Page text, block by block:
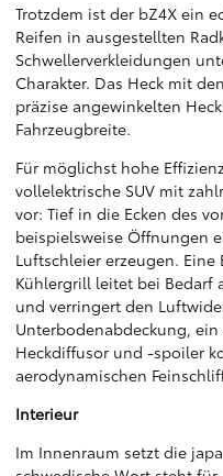
Trotzdem ist der bZ4X ein
Reifen in ausgestellten
Schwellerverkleidungen
Charakter. Das Heck mit
präzise angewinkelten
Fahrzeugbreite.
Für möglichst hohe
vollelektrische SUV mit
vor: Tief in die Ecken des
beispielsweise Öffnungen
Luftschleier erzeugen.
Kühlergrill leitet bei Bedarf
und verringert den
Unterbodenabdeckung,
Heckdiffusor und -spoiler
aerodynamischen
Interieur
Im Innenraum setzt die